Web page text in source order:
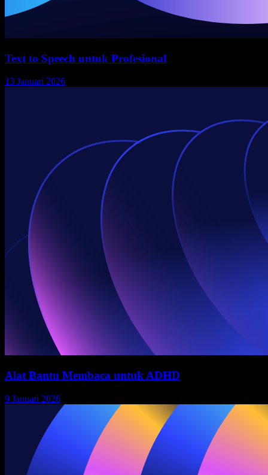
Text to Speech untuk Profesional
13 Januari 2026
Alat Bantu Membaca untuk ADHD
9 Januari 2026